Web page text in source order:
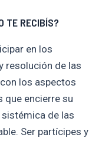
TE RECIBÍS?
en los
resolución de las
los aspectos
que encierre su
de las
Ser partícipes y